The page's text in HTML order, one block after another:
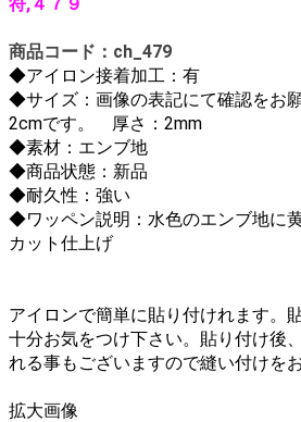
商品コード：ch_479
◆アイロン接着加工：有
◆サイズ：画像の表記にて確認をお
2cmです。 厚さ：2mm
◆素材：エンブ地
◆商品状態：新品
◆耐久性：強い
◆ワッペン説明：水色のエンブ地に
カット仕上げ
アイロンで簡単に貼り付けれます。
十分お気をつけ下さい。貼り付け後
れる事もございますので縫い付けを
拡大画像